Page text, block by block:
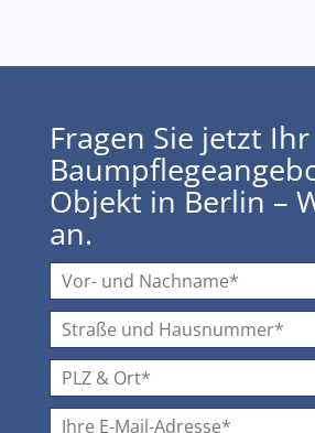
Fragen Sie jetzt Ihr
Objekt in Berlin –
an.